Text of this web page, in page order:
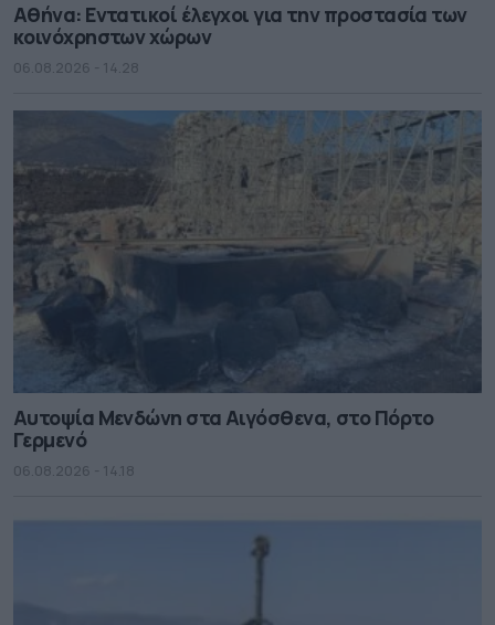
Αθήνα: Εντατικοί έλεγχοι για την προστασία των
κοινόχρηστων χώρων
06.08.2026 - 14.28
Αυτοψία Μενδώνη στα Αιγόσθενα, στο Πόρτο
Γερμενό
06.08.2026 - 14.18